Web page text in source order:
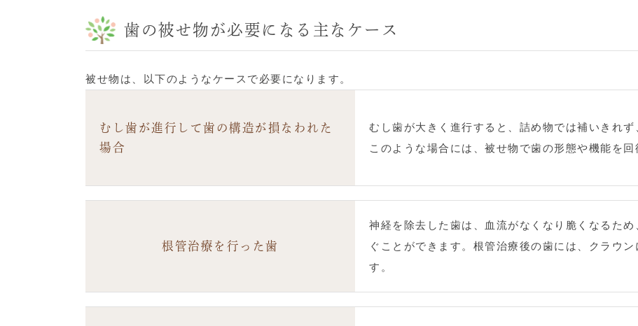
歯の被せ物が必要になる主なケース
被せ物は、以下のようなケースで必要になります。
むし歯が進行して歯の構造が損なわれた
場合
むし歯が大きく進行すると、詰め物では補いきれず
このような場合には、被せ物で歯の形態や機能を回
根管治療を行った歯
神経を除去した歯は、血流がなくなり脆くなるた
ぐことができます。根管治療後の歯には、クラウ
す。